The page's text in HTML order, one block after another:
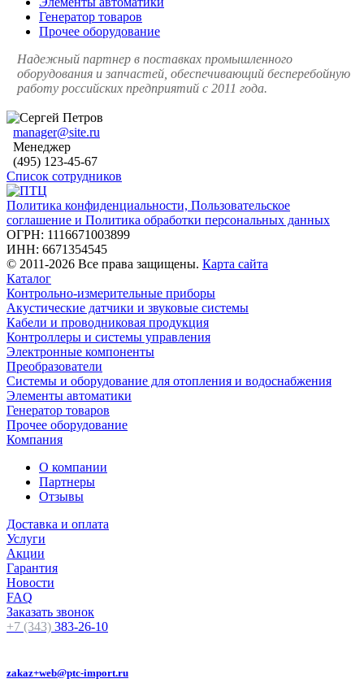
Генератор товаров
Прочее оборудование
Надежный партнер в поставках промышленного
оборудования и запчастей, обеспечивающий бесперебойную
работу российских предприятий с 2011 года.
manager@site.ru
Менеджер
(495) 123-45-67
Список сотрудников
Политика конфиденциальности, Пользовательское
соглашение и Политика обработки персональных данных
ОГРН: 1116671003899
ИНН: 6671354545
© 2011-2026 Все права защищены. Карта сайта
Каталог
Контрольно-измерительные приборы
Акустические датчики и звуковые системы
Кабели и проводниковая продукция
Контроллеры и системы управления
Электронные компоненты
Преобразователи
Системы и оборудование для отопления и водоснабжения
Элементы автоматики
Генератор товаров
Прочее оборудование
Компания
О компании
Партнеры
Отзывы
Доставка и оплата
Услуги
Акции
Гарантия
Новости
FAQ
Заказать звонок
+7 (343) 383-26-10
zakaz+web@ptc-import.ru